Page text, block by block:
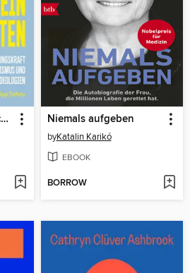
Misstrauensgemeinschaften--Zur Anziehungskraft von Populismus und Verschwörungsideologien (Ungekürzte Lesung) Niemals aufgeben
byKatalin Karikó
EBOOK
BORROW